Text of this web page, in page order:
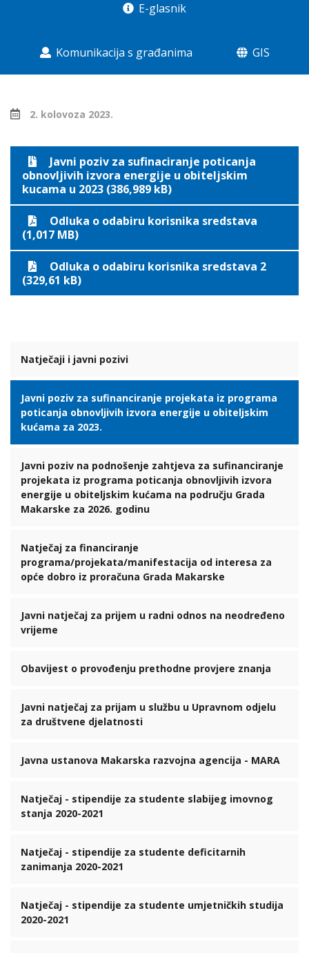
E-glasnik
Komunikacija s građanima GIS
2. kolovoza 2023.
Javni poziv za sufinaciranje poticanja
obnovljivih izvora energije u obiteljskim
kucama u 2023 (386,989 kB)
Odluka o odabiru korisnika sredstava
(1,017 MB)
Odluka o odabiru korisnika sredstava 2
(329,61 kB)
Natječaji i javni pozivi
Javni poziv za sufinanciranje projekata iz programa
poticanja obnovljivih izvora energije u obiteljskim
kućama za 2023.
Javni poziv na podnošenje zahtjeva za sufinanciranje
projekata iz programa poticanja obnovljivih izvora
energije u obiteljskim kućama na području Grada
Makarske za 2026. godinu
Natječaj za financiranje
programa/projekata/manifestacija od interesa za
opće dobro iz proračuna Grada Makarske
Javni natječaj za prijem u radni odnos na neodređeno
vrijeme
Obavijest o provođenju prethodne provjere znanja
Javni natječaj za prijam u službu u Upravnom odjelu
za društvene djelatnosti
Javna ustanova Makarska razvojna agencija - MARA
Natječaj - stipendije za studente slabijeg imovnog
stanja 2020-2021
Natječaj - stipendije za studente deficitarnih
zanimanja 2020-2021
Natječaj - stipendije za studente umjetničkih studija
2020-2021